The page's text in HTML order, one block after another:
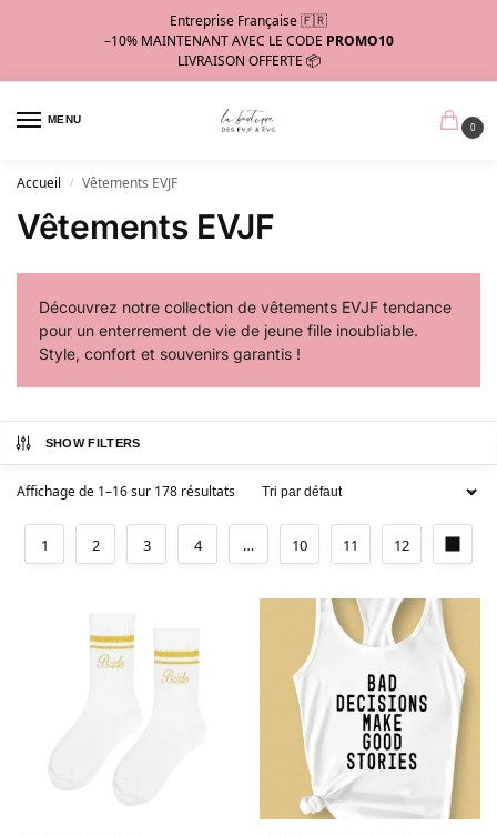
Entreprise Française 🇫🇷
–10% MAINTENANT AVEC LE CODE PROMO10
LIVRAISON OFFERTE 📦
MENU
0
Accueil / Vêtements EVJF
Vêtements EVJF
Découvrez notre collection de vêtements EVJF tendance
pour un enterrement de vie de jeune fille inoubliable.
Style, confort et souvenirs garantis !
SHOW FILTERS
Affichage de 1–16 sur 178 résultats
1 2 3 4 … 10 11 12